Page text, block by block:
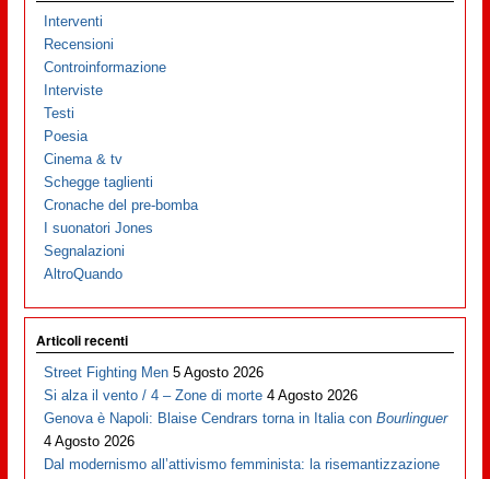
Interventi
Recensioni
Controinformazione
Interviste
Testi
Poesia
Cinema & tv
Schegge taglienti
Cronache del pre-bomba
I suonatori Jones
Segnalazioni
AltroQuando
Articoli recenti
Street Fighting Men 5 Agosto 2026
Si alza il vento / 4 – Zone di morte 4 Agosto 2026
Genova è Napoli: Blaise Cendrars torna in Italia conBourlinguer
4 Agosto 2026
Dal modernismo all’attivismo femminista: la risemantizzazione